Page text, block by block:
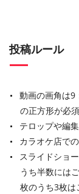
投稿ルール
動画の画角は9
の正方形が必須
テロップや編
カラオケ店で
スライドショ
うち半数には
枚のうち3枚は